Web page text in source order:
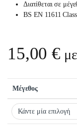
Διατίθεται σε
BS EN 11611
15,00€
Μέγεθος